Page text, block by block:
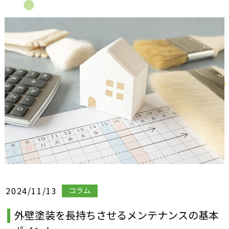
2024/11/13 コラム
外壁塗装を長持ちさせるメンテナンスの基本